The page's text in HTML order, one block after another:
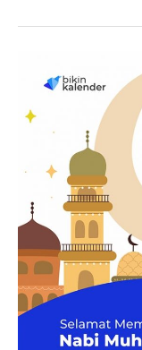
Santri
Ucapan
baru